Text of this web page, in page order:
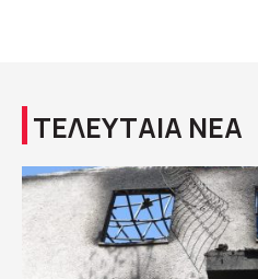
ΤΕΛΕΥΤΑΙΑ ΝΕΑ